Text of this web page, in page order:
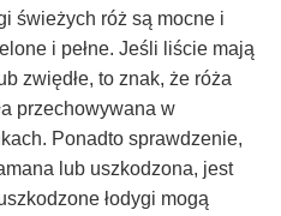
świeżych róż są mocne i
i pełne. Jeśli liście mają
zwiędłe, to znak, że róża
przechowywana w
Ponadto sprawdzenie,
lub uszkodzona, jest
łodygi mogą